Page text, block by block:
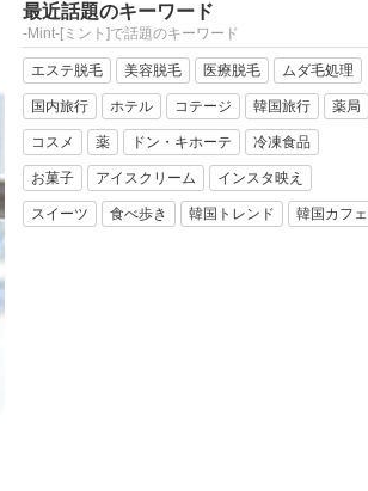
最近話題のキーワード
-Mint-[ミント]で話題のキーワード
エステ脱毛 美容脱毛 医療脱毛 ムダ毛処理
国内旅行 ホテル コテージ 韓国旅行 薬局
コスメ 薬 ドン・キホーテ 冷凍食品
お菓子 アイスクリーム インスタ映え
スイーツ 食べ歩き 韓国トレンド 韓国カフェ